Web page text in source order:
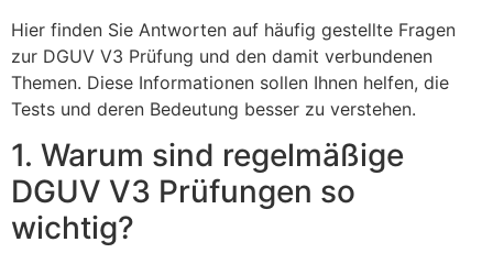
Hier finden Sie Antworten auf häufig gestellte Fragen
zur DGUV V3 Prüfung und den damit verbundenen
Themen. Diese Informationen sollen Ihnen helfen, die
Tests und deren Bedeutung besser zu verstehen.
1. Warum sind regelmäßige
DGUV V3 Prüfungen so
wichtig?